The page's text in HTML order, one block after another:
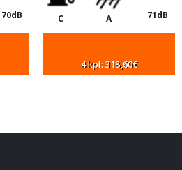
70dB C A 71dB
4 kpl: 318,60€